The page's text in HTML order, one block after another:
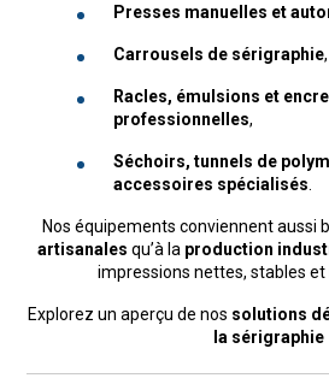
Presses manuelles et
Carrousels de sérigraphie,
Racles, émulsions et
professionnelles,
Séchoirs, tunnels de
accessoires spécialisés
Nos équipements conviennent aussi
artisanales qu’à la production
impressions nettes, stables et
Explorez un aperçu de nos solutions
la sérigraphie